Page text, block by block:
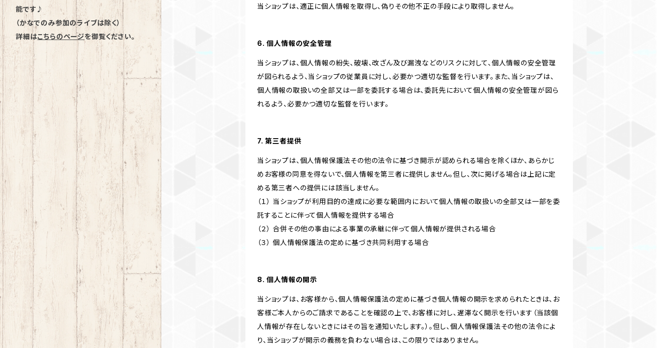
当ショップは、適正に個人情報を取得し、偽りその他不正の手段により取得しません。
6. 個人情報の安全管理
当ショップは、個人情報の紛失、破壊、改ざん及び漏洩などのリスクに対して、個人情報の安全管理
が図られるよう、当ショップの従業員に対し、必要かつ適切な監督を行います。また、当ショップは、
個人情報の取扱いの全部又は一部を委託する場合は、委託先において個人情報の安全管理が図ら
れるよう、必要かつ適切な監督を行います。
7. 第三者提供
当ショップは、個人情報保護法その他の法令に基づき開示が認められる場合を除くほか、あらかじ
めお客様の同意を得ないで、個人情報を第三者に提供しません。但し、次に掲げる場合は上記に定
める第三者への提供には該当しません。
（１） 当ショップが利用目的の達成に必要な範囲内において個人情報の取扱いの全部又は一部を委
託することに伴って個人情報を提供する場合
（２） 合併その他の事由による事業の承継に伴って個人情報が提供される場合
（３） 個人情報保護法の定めに基づき共同利用する場合
8. 個人情報の開示
当ショップは、お客様から、個人情報保護法の定めに基づき個人情報の開示を求められたときは、お
客様ご本人からのご請求であることを確認の上で、お客様に対し、遅滞なく開示を行います（当該個
人情報が存在しないときにはその旨を通知いたします。）。但し、個人情報保護法その他の法令によ
り、当ショップが開示の義務を負わない場合は、この限りではありません。
能です♪
（かなでのみ参加のライブは除く）
詳細はこちらのページを御覧ください。